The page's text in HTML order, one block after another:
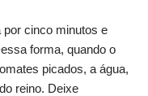
por cinco minutos e
forma, quando o
picados, a água,
reino. Deixe